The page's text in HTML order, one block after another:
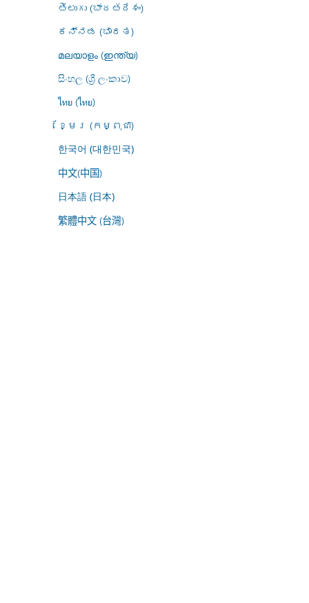
తెలుగు (భారతదేశం)
ಕನ್ನಡ (ಭಾರತ)
മലയാളം (ഇന്ത്യ)
සිංහල (ශ්‍රී ලංකාව)
ไทย (ไทย)
ខ្មែរ (កម្ពុជា)
한국어 (대한민국)
中文(中国)
日本語 (日本)
繁體中文 (台灣)